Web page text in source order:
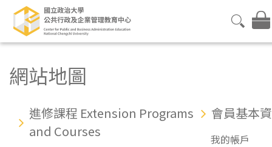
網站地圖
進修課程 Extension Programs
and Courses
會員基本
我的帳戶